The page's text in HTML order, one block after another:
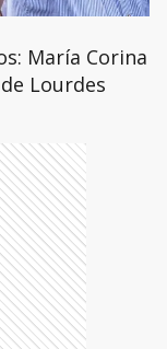
María Corina
Lourdes